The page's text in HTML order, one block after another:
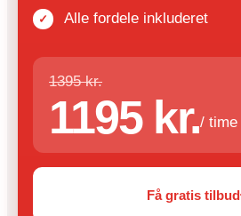
Alle fordele inkluderet
1395 kr.
1195 kr./ time
Få gratis tilbud